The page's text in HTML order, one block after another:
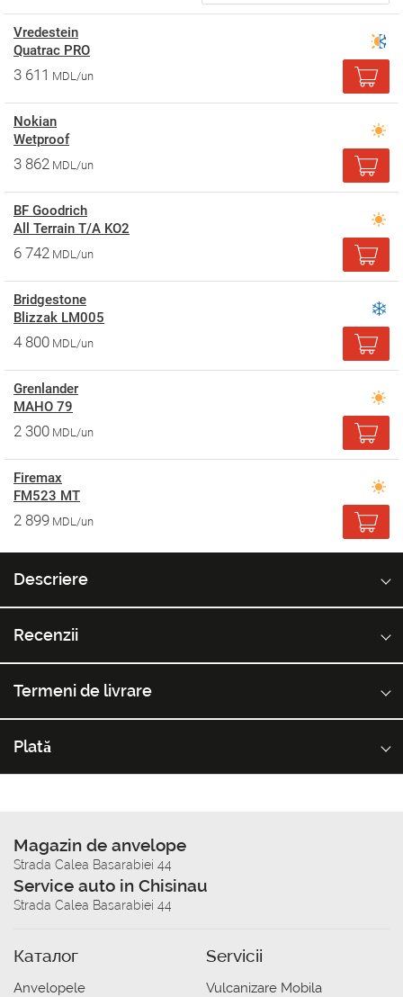
Vredestein
Quatrac PRO
3 611 MDL/un
Nokian
Wetproof
3 862 MDL/un
BF Goodrich
All Terrain T/A KO2
6 742 MDL/un
Bridgestone
Blizzak LM005
4 800 MDL/un
Grenlander
MAHO 79
2 300 MDL/un
Firemax
FM523 MT
2 899 MDL/un
Descriere
Recenzii
Termeni de livrare
Plată
Magazin de anvelope
Strada Calea Basarabiei 44
Service auto in Chisinau
Strada Calea Basarabiei 44
Каталог
Anvelopele
Servicii
Vulcanizare Mobila